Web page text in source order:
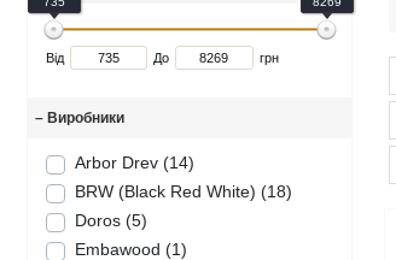
Від До грн
– Виробники
Arbor Drev (14)
BRW (Black Red White) (18)
Doros (5)
Embawood (1)
Дитячі крісла та стільці
Дитячі матраци
Високоглянцеві тумби для ванної кімнати
Класичні тумби у ванну
Душові піддони
Аксесуари для ванної та туалету
Душові гарнітури
Тумби офісні під техніку